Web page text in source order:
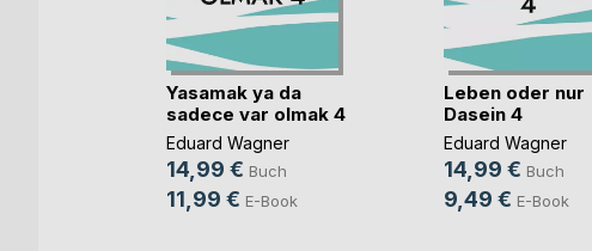
Yasamak ya da
sadece var olmak 4
Eduard Wagner
14,99 € Buch
11,99 € E-Book
Leben oder nur
Dasein 4
Eduard Wagner
14,99 € Buch
9,49 € E-Book